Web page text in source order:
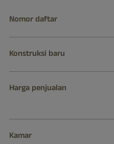
Nomor daftar
Konstruksi baru
Harga penjualan
Kamar